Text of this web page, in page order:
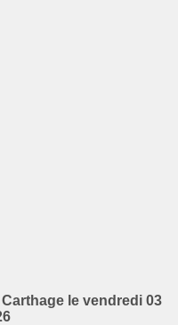
le vendredi 03